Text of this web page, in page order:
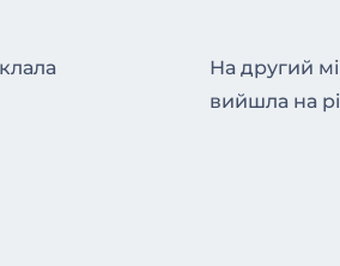
На другий
вийшла на